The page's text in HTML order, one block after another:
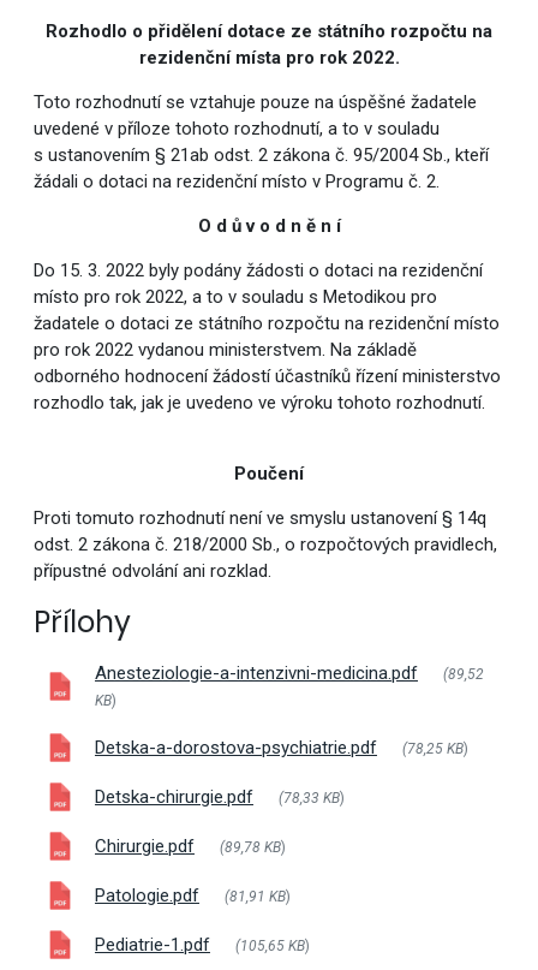
Rozhodlo o přidělení dotace ze státního rozpočtu na
rezidenční místa pro rok 2022.
Toto rozhodnutí se vztahuje pouze na úspěšné žadatele
uvedené v příloze tohoto rozhodnutí, a to v souladu
s ustanovením § 21ab odst. 2 zákona č. 95/2004 Sb., kteří
žádali o dotaci na rezidenční místo v Programu č. 2.
O d ů v o d n ě n í
Do 15. 3. 2022 byly podány žádosti o dotaci na rezidenční
místo pro rok 2022, a to v souladu s Metodikou pro
žadatele o dotaci ze státního rozpočtu na rezidenční místo
pro rok 2022 vydanou ministerstvem. Na základě
odborného hodnocení žádostí účastníků řízení ministerstvo
rozhodlo tak, jak je uvedeno ve výroku tohoto rozhodnutí.
Poučení
Proti tomuto rozhodnutí není ve smyslu ustanovení § 14q
odst. 2 zákona č. 218/2000 Sb., o rozpočtových pravidlech,
přípustné odvolání ani rozklad.
Přílohy
Anesteziologie-a-intenzivni-medicina.pdf
(89,52
KB)
Detska-a-dorostova-psychiatrie.pdf (78,25 KB)
Detska-chirurgie.pdf (78,33 KB)
Chirurgie.pdf (89,78 KB)
Patologie.pdf (81,91 KB)
Pediatrie-1.pdf (105,65 KB)